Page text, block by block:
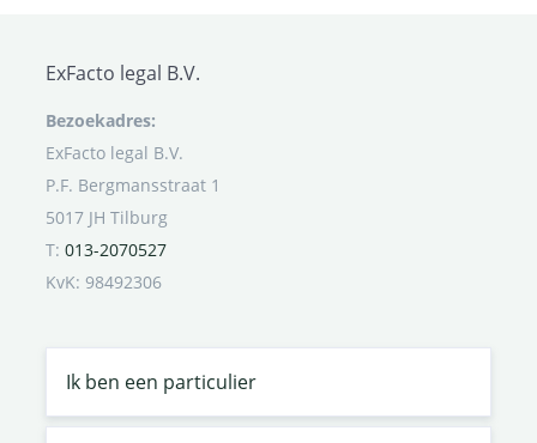
ExFacto legal B.V.
Bezoekadres:
ExFacto legal B.V.
P.F. Bergmansstraat 1
5017 JH Tilburg
T: 013-2070527
KvK: 98492306
Ik ben een particulier